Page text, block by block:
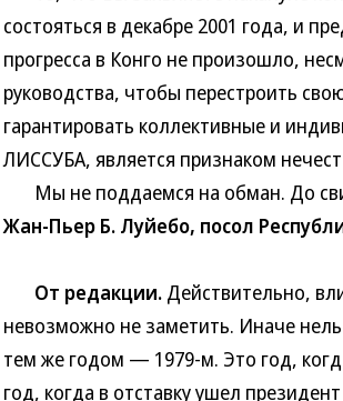
состояться в декабре 2001 года, и
прогресса в Конго не произошло,
руководства, чтобы перестроить
гарантировать коллективные и
ЛИССУБА, является признаком
Мы не поддаемся на обман. До
Жан-Пьер Б. Луйебо, посол
От редакции. Действительно,
невозможно не заметить. Иначе
тем же годом — 1979-м. Это год,
год, когда в отставку ушел